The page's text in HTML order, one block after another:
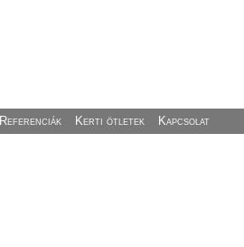
Referenciák Kerti ötletek Kapcsolat